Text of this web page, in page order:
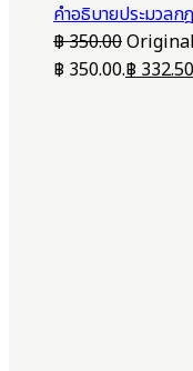
คำอธิบายประมวล
฿350.00
฿ 350.00.฿332.50